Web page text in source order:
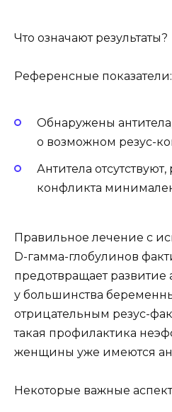
Что означают результаты?
Референсные
Обнаружены
о возможном резус-
Антитела
конфликта
Правильное лечение с
D-гамма-глобулинов
предотвращает развитие
у большинства
отрицательным резус-
такая профилактика
женщины уже имеются
Некоторые важные